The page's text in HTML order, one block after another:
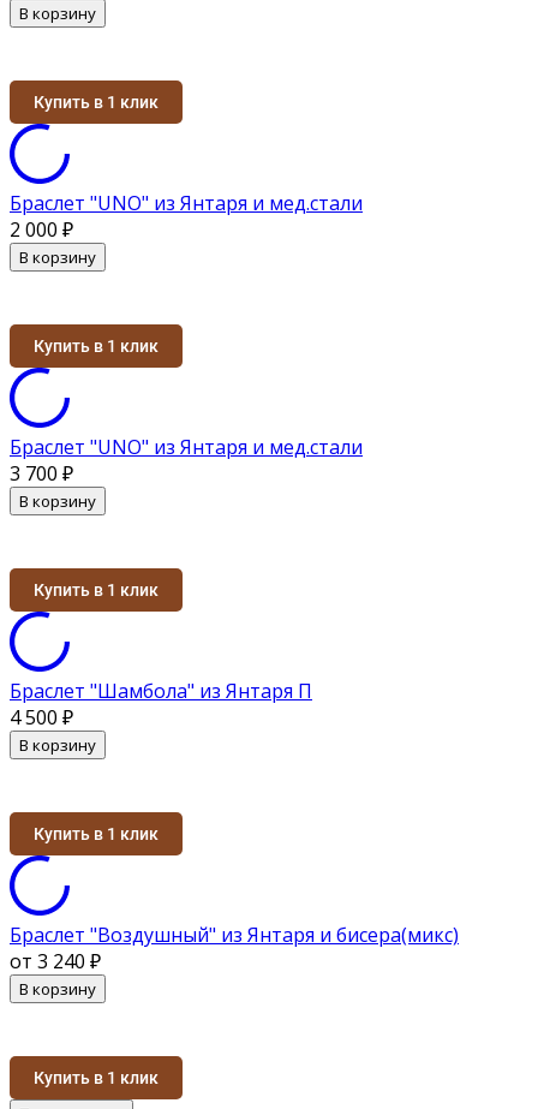
В корзину
Купить в 1 клик
Браслет "UNO" из Янтаря и мед.стали
2 000 ₽
В корзину
Купить в 1 клик
Браслет "UNO" из Янтаря и мед.стали
3 700 ₽
В корзину
Купить в 1 клик
Браслет "Шамбола" из Янтаря П
4 500 ₽
В корзину
Купить в 1 клик
Браслет "Воздушный" из Янтаря и бисера(микс)
от 3 240 ₽
В корзину
Купить в 1 клик